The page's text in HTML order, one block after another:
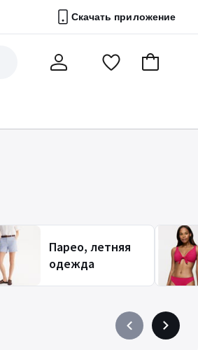
Скачать приложение
ПерейтиВ
Парео, летняя
одежда
PrécédentSuivant